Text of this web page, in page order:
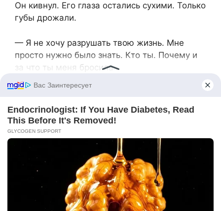
Он кивнул. Его глаза остались сухими. Только
губы дрожали.
— Я не хочу разрушать твою жизнь. Мне
просто нужно было знать. Кто ты. Почему и
за что ты меня бросила .
Она взяла его за руку.
— Егор… Прости.
— У меня есть мать. Та, что не бросила. Я
просто хотел убедиться.